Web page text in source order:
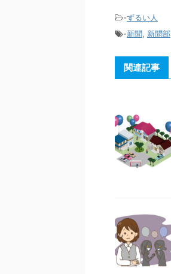
-ずるい人
-新聞, 新聞部
関連記事